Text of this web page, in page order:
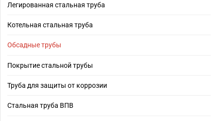
Легированная стальная труба
Котельная стальная труба
Обсадные трубы
Покрытие стальной трубы
Труба для защиты от коррозии
Стальная труба ВПВ